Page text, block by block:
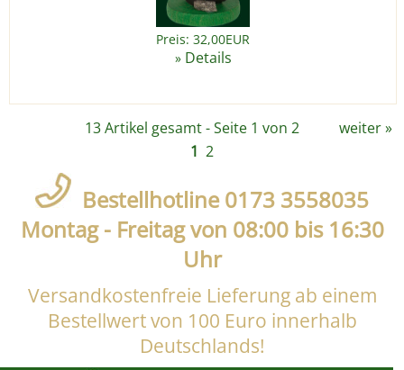
Preis: 32,00EUR
» Details
13 Artikel gesamt - Seite 1 von 2 weiter»
1 2
Bestellhotline 0173 3558035
Montag - Freitag von 08:00 bis 16:30
Uhr
Versandkostenfreie Lieferung ab einem
Bestellwert von 100 Euro innerhalb
Deutschlands!